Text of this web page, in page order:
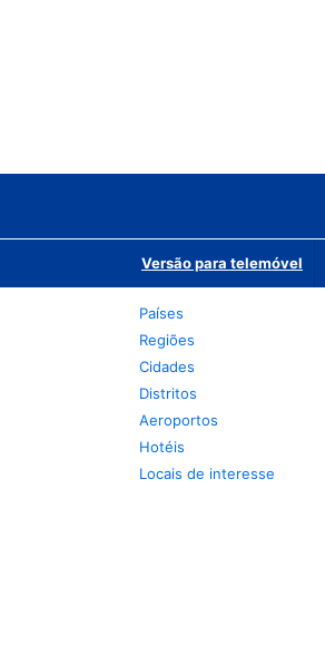
Versão para telemóvel
Países
Regiões
Cidades
Distritos
Aeroportos
Hotéis
Locais de interesse